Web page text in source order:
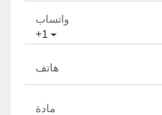
+1
واتساب
هاتف
مادة